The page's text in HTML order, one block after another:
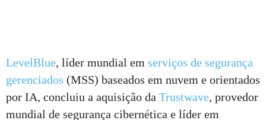
LevelBlue, líder mundial em serviços de segurança
gerenciados (MSS) baseados em nuvem e orientados
por IA, concluiu a aquisição da Trustwave, provedor
mundial de segurança cibernética e líder em